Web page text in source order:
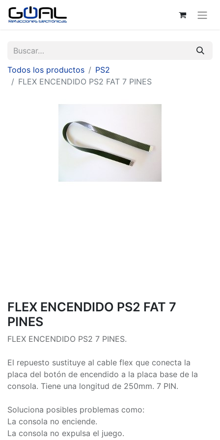
Todos los productos
PS2
FLEX ENCENDIDO PS2 FAT 7 PINES
FLEX ENCENDIDO PS2 FAT 7
PINES
FLEX ENCENDIDO PS2 7 PINES.
El repuesto sustituye al cable flex que conecta la
placa del botón de encendido a la placa base de la
consola. Tiene una longitud de 250mm. 7 PIN.
Soluciona posibles problemas como:
La consola no enciende.
La consola no expulsa el juego.